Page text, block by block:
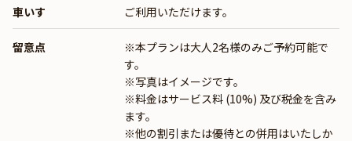
車いす ご利用いただけます。
留意点
※本プランは大人2名様のみご予約可能で
す。
※写真はイメージです。
※料金はサービス料 (10%) 及び税金を含み
ます。
※他の割引または優待との併用はいたしか